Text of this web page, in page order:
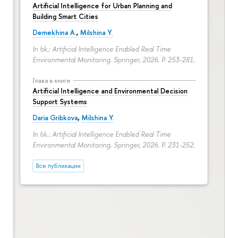
Artificial Intelligence for Urban Planning and
Building Smart Cities
Demekhina A., Milshina Y.
In bk.: Artificial Intelligence Enabled Real Time
Environmental Monitoring. Springer, 2026. P. 253-281.
Глава в книге
Artificial Intelligence and Environmental Decision
Support Systems
Daria Gribkova, Milshina Y.
In bk.: Artificial Intelligence Enabled Real Time
Environmental Monitoring. Springer, 2026. P. 231-252.
Все публикации